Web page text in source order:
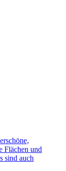
Flächen und
sind auch